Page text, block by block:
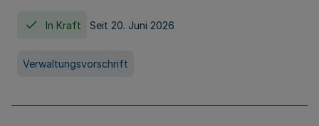
In Kraft Seit 20. Juni 2026
Verwaltungsvorschrift